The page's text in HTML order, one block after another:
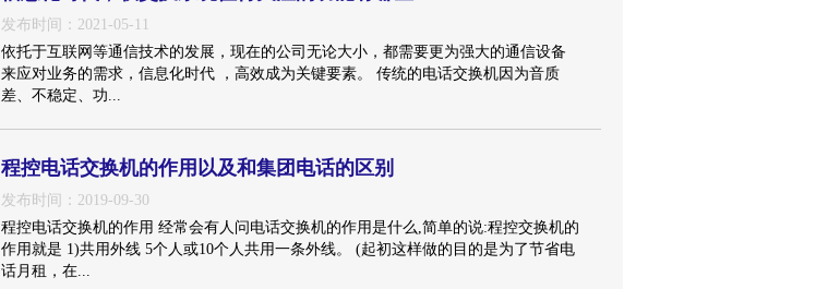
发布时间：2021-05-11
依托于互联网等通信技术的发展，现在的公司无论大小，都需要更为强大的通信设备
来应对业务的需求，信息化时代 ，高效成为关键要素。 传统的电话交换机因为音质
差、不稳定、功...
程控电话交换机的作用以及和集团电话的区别
发布时间：2019-09-30
程控电话交换机的作用 经常会有人问电话交换机的作用是什么,简单的说:程控交换机的
作用就是 1)共用外线 5个人或10个人共用一条外线。 (起初这样做的目的是为了节省电
话月租，在...